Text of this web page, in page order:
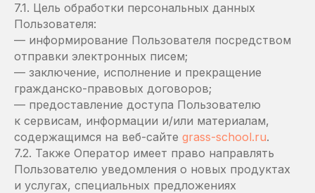
7.1. Цель обработки персональных данных
Пользователя:
— информирование Пользователя посредством
отправки электронных писем;
— заключение, исполнение и прекращение
гражданско-правовых договоров;
— предоставление доступа Пользователю
к сервисам, информации и/или материалам,
содержащимся на веб-сайте grass-school.ru.
7.2. Также Оператор имеет право направлять
Пользователю уведомления о новых продуктах
и услугах, специальных предложениях